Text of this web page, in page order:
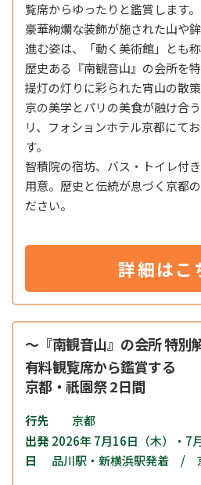
覧席からゆったりと鑑賞します。
豪華絢爛な装飾が施された山や
進む姿は、「動く美術館」とも
歴史ある『南観音山』の会所を
提灯の灯りに彩られた宵山の散
京の美学とパリの美食が融け合
リ、フォションホテル京都にて
す。
智積院の宿坊、バス・トイレ付
用意。歴史と伝統が息づく京都
ださい。
詳細はこ
～『南観音山』の会所 特別
有料観覧席から鑑賞する
京都・祇園祭 2日間
行先
京都
出発
日
2026年 7月16日（木）・7
品川駅・新横浜駅発着 /